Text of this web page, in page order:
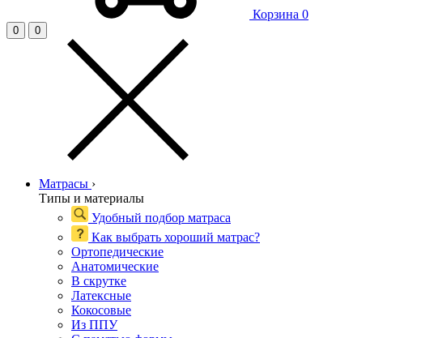
Корзина 0
0 0
Матрасы ›
Типы и материалы
Удобный подбор матраса
Как выбрать хороший матрас?
Ортопедические
Анатомические
В скрутке
Латексные
Кокосовые
Из ППУ